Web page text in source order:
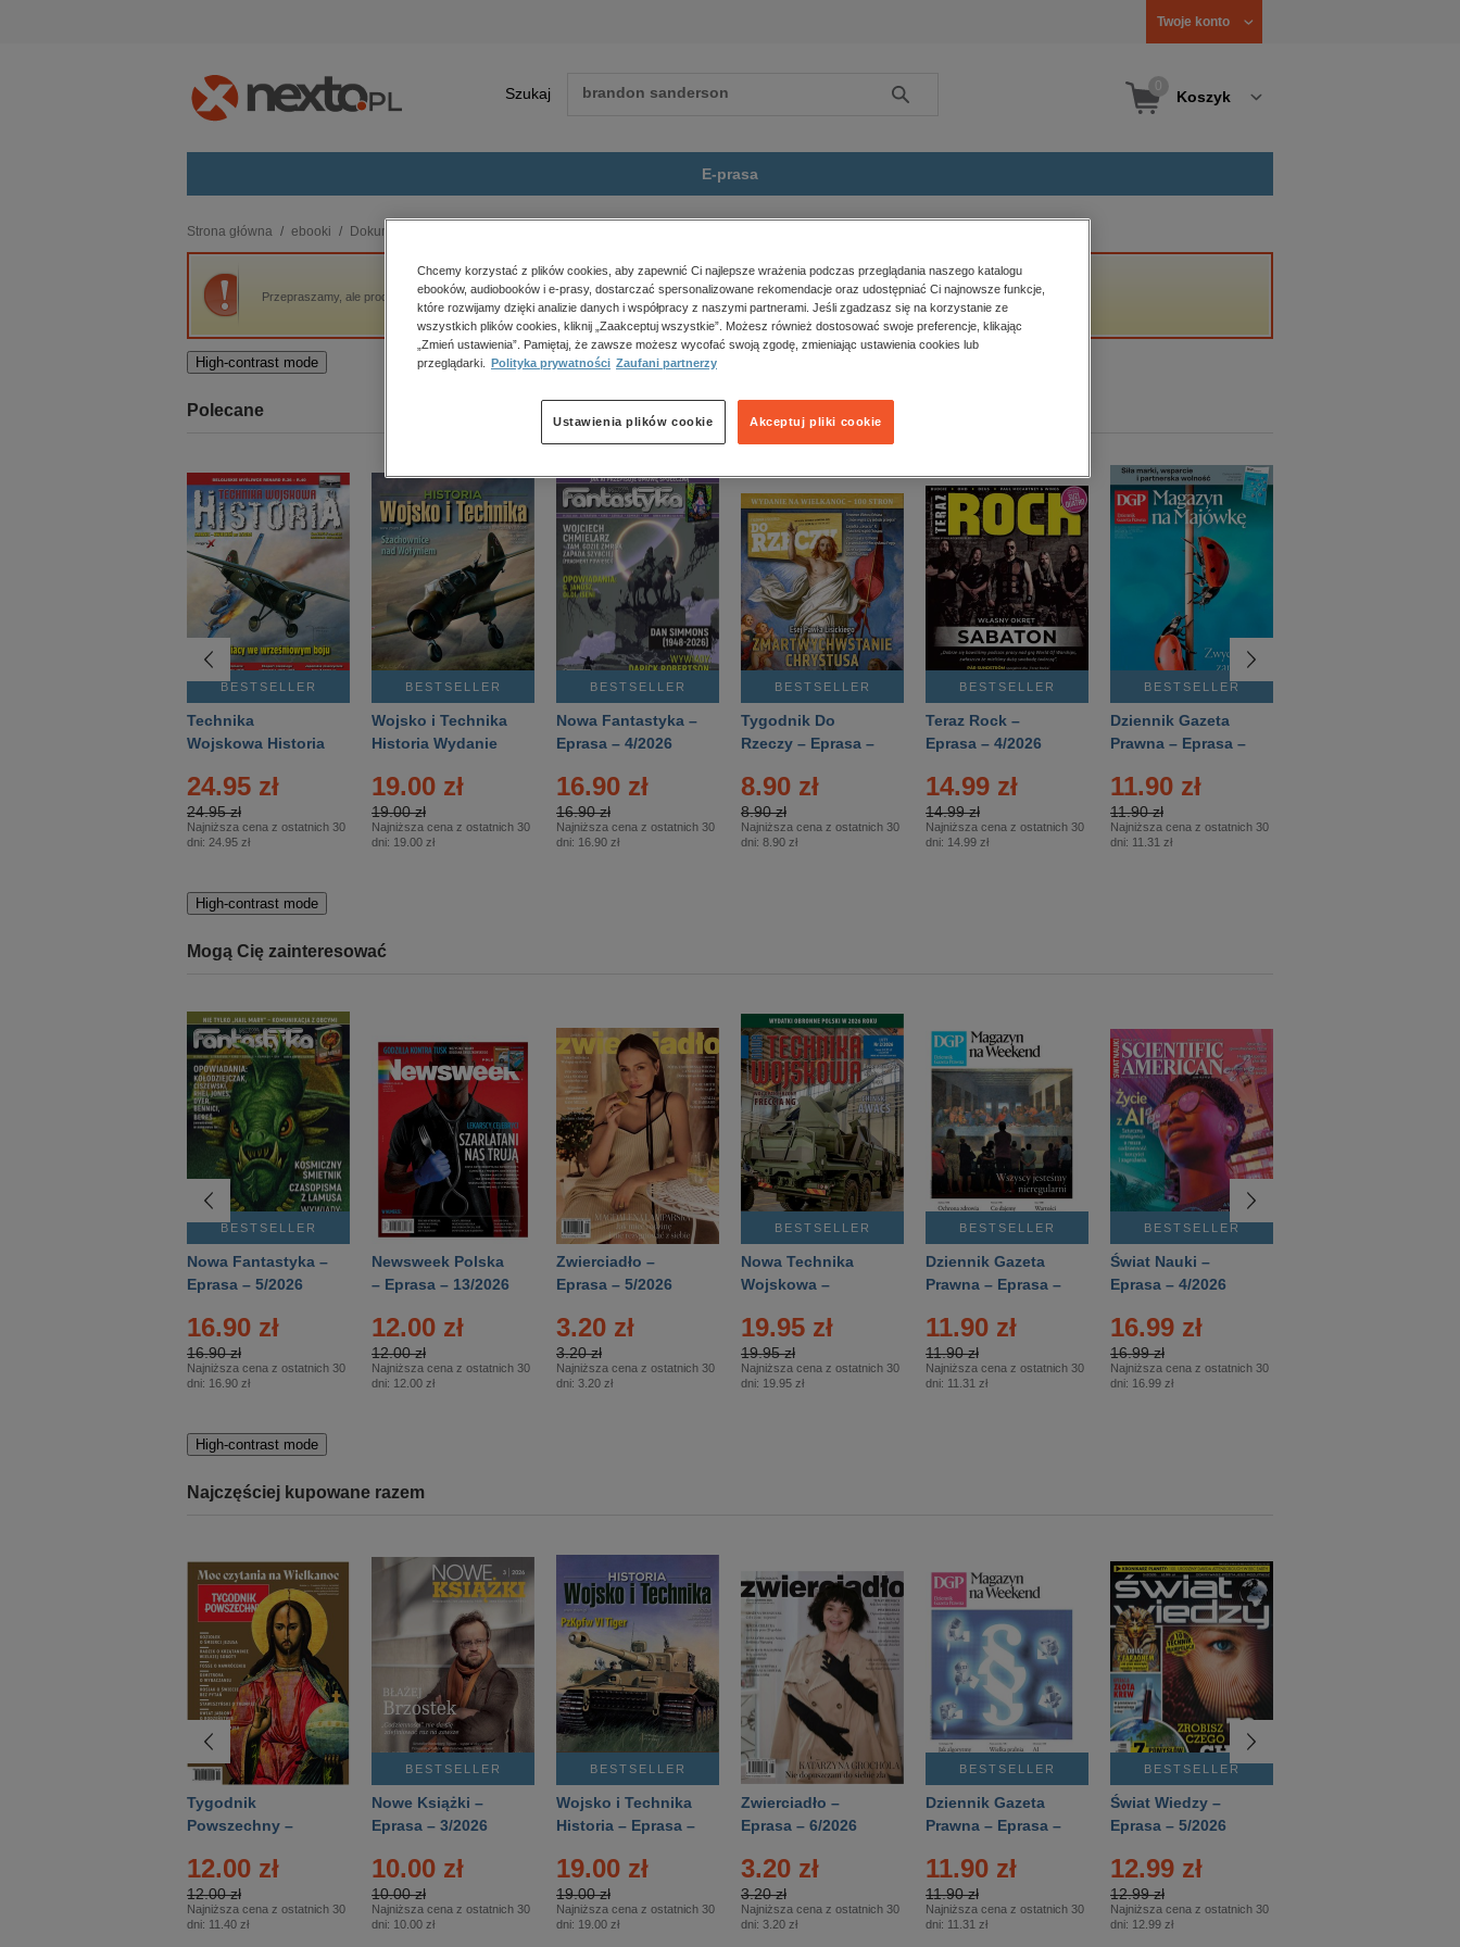
Twoje konto
Szukaj Szukaj Koszyk
E-prasa
budownictwo, aranżacja wnętrz
biznesowe, branżowe, gospodarka
darmowe wydania
edukacja
kobiece, lifestyle, kultura
polityka, społeczno-informacyjne
psychologiczne
inne
popularno-naukowe
historia
zdrowie
religie
Strona główna ebooki Dokument, literatura faktu, reportaże, biografie
Przepraszamy, ale produkt „Kres. Wołyń. Historie dzieci ocalonych z pogromu” nie jest dostępny.
High-contrast mode
Polecane
BESTSELLER
Technika
Wojskowa Historia
24.95 zł
24.95 zł
Najniższa cena z ostatnich 30
dni: 24.95 zł
BESTSELLER
Wojsko i Technika
Historia Wydanie
– 2/2026
19.00 zł
19.00 zł
Najniższa cena z ostatnich 30
dni: 19.00 zł
BESTSELLER
Nowa Fantastyka –
Eprasa – 4/2026
16.90 zł
16.90 zł
Najniższa cena z ostatnich 30
dni: 16.90 zł
BESTSELLER
Tygodnik Do
Rzeczy – Eprasa –
8.90 zł
8.90 zł
Najniższa cena z ostatnich 30
dni: 8.90 zł
BESTSELLER
Teraz Rock –
Eprasa – 4/2026
14.99 zł
14.99 zł
Najniższa cena z ostatnich 30
dni: 14.99 zł
BESTSELLER
Dziennik Gazeta
Prawna – Eprasa –
11.90 zł
11.90 zł
Najniższa cena z ostatnich 30
dni: 11.31 zł
High-contrast mode
Mogą Cię zainteresować
BESTSELLER
Nowa Fantastyka –
Eprasa – 5/2026
16.90 zł
16.90 zł
Najniższa cena z ostatnich 30
dni: 16.90 zł
Newsweek Polska
– Eprasa – 13/2026
12.00 zł
12.00 zł
Najniższa cena z ostatnich 30
dni: 12.00 zł
Zwierciadło –
Eprasa – 5/2026
3.20 zł
3.20 zł
Najniższa cena z ostatnich 30
dni: 3.20 zł
BESTSELLER
Nowa Technika
Wojskowa –
19.95 zł
19.95 zł
Najniższa cena z ostatnich 30
dni: 19.95 zł
BESTSELLER
Dziennik Gazeta
Prawna – Eprasa –
11.90 zł
11.90 zł
Najniższa cena z ostatnich 30
dni: 11.31 zł
BESTSELLER
Świat Nauki –
Eprasa – 4/2026
16.99 zł
16.99 zł
Najniższa cena z ostatnich 30
dni: 16.99 zł
High-contrast mode
Najczęściej kupowane razem
Tygodnik
Powszechny –
12.00 zł
12.00 zł
Najniższa cena z ostatnich 30
dni: 11.40 zł
BESTSELLER
Nowe Książki –
Eprasa – 3/2026
10.00 zł
10.00 zł
Najniższa cena z ostatnich 30
dni: 10.00 zł
BESTSELLER
Wojsko i Technika
Historia – Eprasa –
19.00 zł
19.00 zł
Najniższa cena z ostatnich 30
dni: 19.00 zł
Zwierciadło –
Eprasa – 6/2026
3.20 zł
3.20 zł
Najniższa cena z ostatnich 30
dni: 3.20 zł
BESTSELLER
Dziennik Gazeta
Prawna – Eprasa –
11.90 zł
11.90 zł
Najniższa cena z ostatnich 30
dni: 11.31 zł
BESTSELLER
Świat Wiedzy –
Eprasa – 5/2026
12.99 zł
12.99 zł
Najniższa cena z ostatnich 30
dni: 12.99 zł
Chcemy korzystać z plików cookies, aby zapewnić Ci najlepsze wrażenia podczas przeglądania naszego katalogu
ebooków, audiobooków i e-prasy, dostarczać spersonalizowane rekomendacje oraz udostępniać Ci najnowsze funkcje,
które rozwijamy dzięki analizie danych i współpracy z naszymi partnerami. Jeśli zgadzasz się na korzystanie ze
wszystkich plików cookies, kliknij „Zaakceptuj wszystkie”. Możesz również dostosować swoje preferencje, klikając
„Zmień ustawienia”. Pamiętaj, że zawsze możesz wycofać swoją zgodę, zmieniając ustawienia cookies lub
przeglądarki.
Polityka prywatności Zaufani partnerzy
Akceptuj pliki cookie
Ustawienia plików cookie